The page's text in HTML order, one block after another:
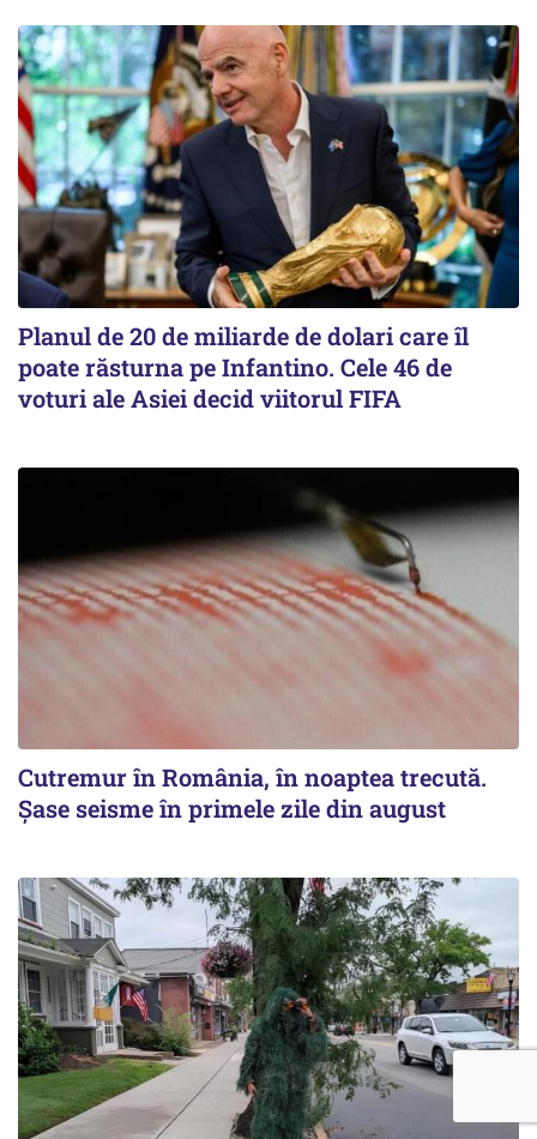
Planul de 20 de miliarde de dolari care îl
poate răsturna pe Infantino. Cele 46 de
voturi ale Asiei decid viitorul FIFA
Cutremur în România, în noaptea trecută.
Șase seisme în primele zile din august